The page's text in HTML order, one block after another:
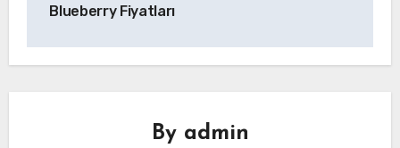
Blueberry Fiyatları
By admin